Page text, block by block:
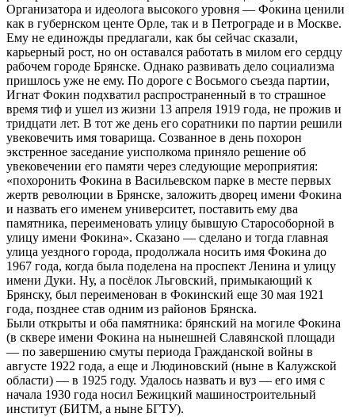
Организатора и идеолога высокого уровня — Фокина ценили
как в губернском центе Орле, так и в Петрограде и в Москве.
Ему не единожды предлагали, как бы сейчас сказали,
карьерный рост, но он оставался работать в милом его сердцу
рабочем городе Брянске. Однако развивать дело социализма
пришлось уже не ему. По дороге с Восьмого съезда партии,
Игнат Фокин подхватил распространенный в то страшное
время тиф и ушел из жизни 13 апреля 1919 года, не прожив и
тридцати лет. В тот же день его соратники по партии решили
увековечить имя товарища. Созванное в день похорон
экстренное заседание уисполкома приняло решение об
увековечении его памяти через следующие мероприятия:
«похоронить Фокина в Васильевском парке в месте первых
жертв революции в Брянске, заложить дворец имени Фокина
и назвать его именем университет, поставить ему два
памятника, переименовать улицу бывшую Старособорной в
улицу имени Фокина». Сказано — сделано и тогда главная
улица уездного города, продолжала носить имя Фокина до
1967 года, когда была поделена на проспект Ленина и улицу
имени Дуки. Ну, а посёлок Льговский, примыкающий к
Брянску, был переименован в Фокинский еще 30 мая 1921
года, позднее став одним из районов Брянска.
Были открыты и оба памятника: брянский на могиле Фокина
(в сквере имени Фокина на нынешней Славянской площади
— по завершению смуты периода Гражданской войны в
августе 1922 года, а еще и Людиновский (ныне в Калужской
области) — в 1925 году. Удалось назвать и вуз — его имя с
начала 1930 года носил Бежицкий машиностроительный
институт (БИТМ, а ныне БГТУ).